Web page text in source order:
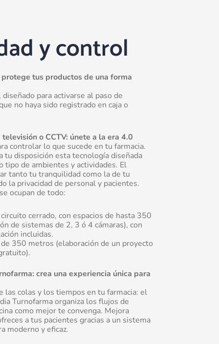
y control
tus productos de una forma
para activarse al paso de
no haya sido registrado en caja o
o CCTV: únete a la era 4.0
controlar lo que sucede en tu farmacia.
tu disposición esta tecnología diseñada
tipo de ambientes y actividades. El
tanto tu tranquilidad como la de tu
la privacidad de personal y pacientes.
ocupan de todo:
cerrado, con espacios de hasta 350
de sistemas de 2, 3 ó 4 cámaras), con
incluidas.
350 metros (elaboración de un proyecto
crea una experiencia única para
las colas y los tiempos en tu farmacia: el
Turnofarma organiza los flujos de
como mejor te convenga. Mejora
a tus pacientes gracias a un sistema
moderno y eficaz.